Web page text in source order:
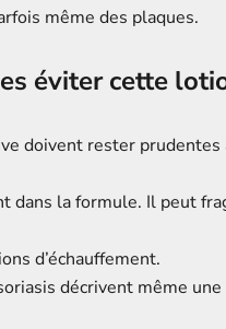
même des plaques.
éviter cette
doivent rester prudentes
dans la formule. Il peut
d’échauffement.
décrivent même